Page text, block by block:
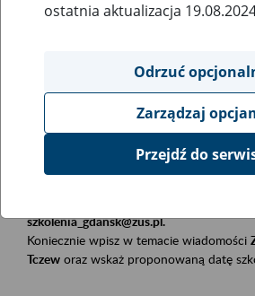
Szkolenia
Płatnicy, ubezpieczeni, świadczeniobiorcy
Event description
Szkolenie stacjonarne w siedzibie firmy,
szkolenia_gdansk@zus.pl.
Koniecznie wpisz w temacie wiadomości
Tczew oraz wskaż proponowaną datę
ostatnia aktualizacja
Odrzuć
Zarządzaj
Przejdź do